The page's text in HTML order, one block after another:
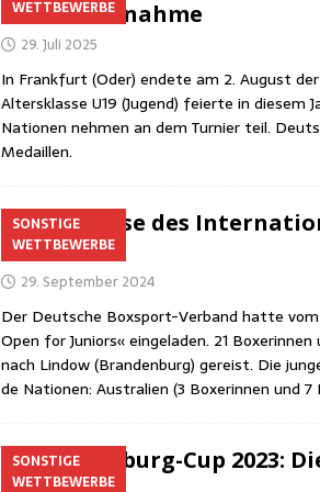
WETTBEWERBE
Rekordteilnahme
29. Juli 2025
In Frank­furt (Oder) ende­te am 2. August
Alters­klas­se U19 (Jugend) fei­er­te in die­sem
Natio­nen neh­men an dem Tur­nier teil.
Medaillen.
SONSTIGE
WETTBEWERBE
Ergeb­nis­se des
Lindow
29. September 2024
Der Deut­sche Box­s­port-Ver­­­band hat­te
Open for Juni­ors« ein­ge­la­den. 21
nach Lin­dow (Bran­den­burg) gereist. Die
de Natio­nen: Aus­tra­li­en (3 Boxe­rin­nen und 7
SONSTIGE
WETTBEWERBE
Bran­den­burg-Cup 2023: